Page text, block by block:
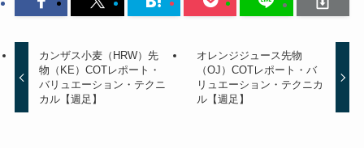
カンザス小麦（HRW）先
物（KE）COTレポート・
バリュエーション・テクニ
カル【週足】
オレンジジュース先物
（OJ）COTレポート・バ
リュエーション・テクニカ
ル【週足】